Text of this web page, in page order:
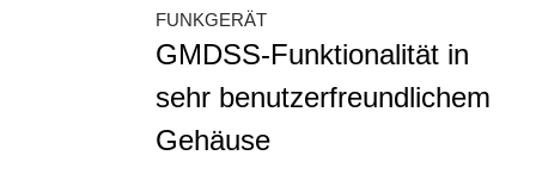
FUNKGERÄT
GMDSS-Funktionalität in
sehr benutzerfreundlichem
Gehäuse